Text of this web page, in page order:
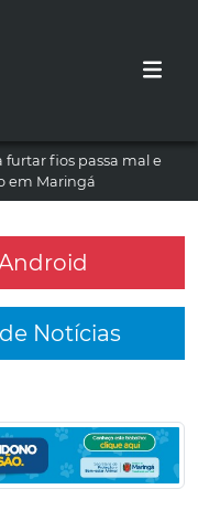
fios passa mal e
em Maringá
Notícias